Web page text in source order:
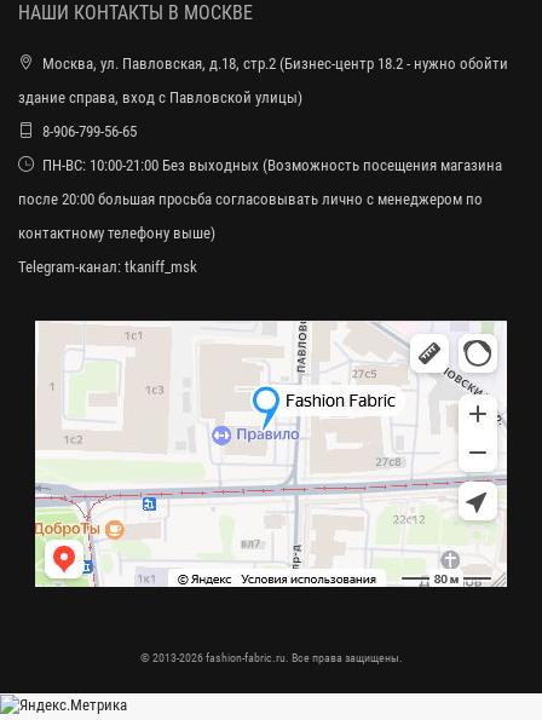
НАШИ КОНТАКТЫ В МОСКВЕ
Москва, ул. Павловская, д.18, стр.2 (Бизнес-центр 18.2 - нужно обойти
здание справа, вход с Павловской улицы)
8-906-799-56-65
ПН-ВС: 10:00-21:00 Без выходных (Возможность посещения магазина
после 20:00 большая просьба согласовывать лично с менеджером по
контактному телефону выше)
Telegram-канал: tkaniff_msk
© 2013-2026 fashion-fabric.ru. Все права защищены.